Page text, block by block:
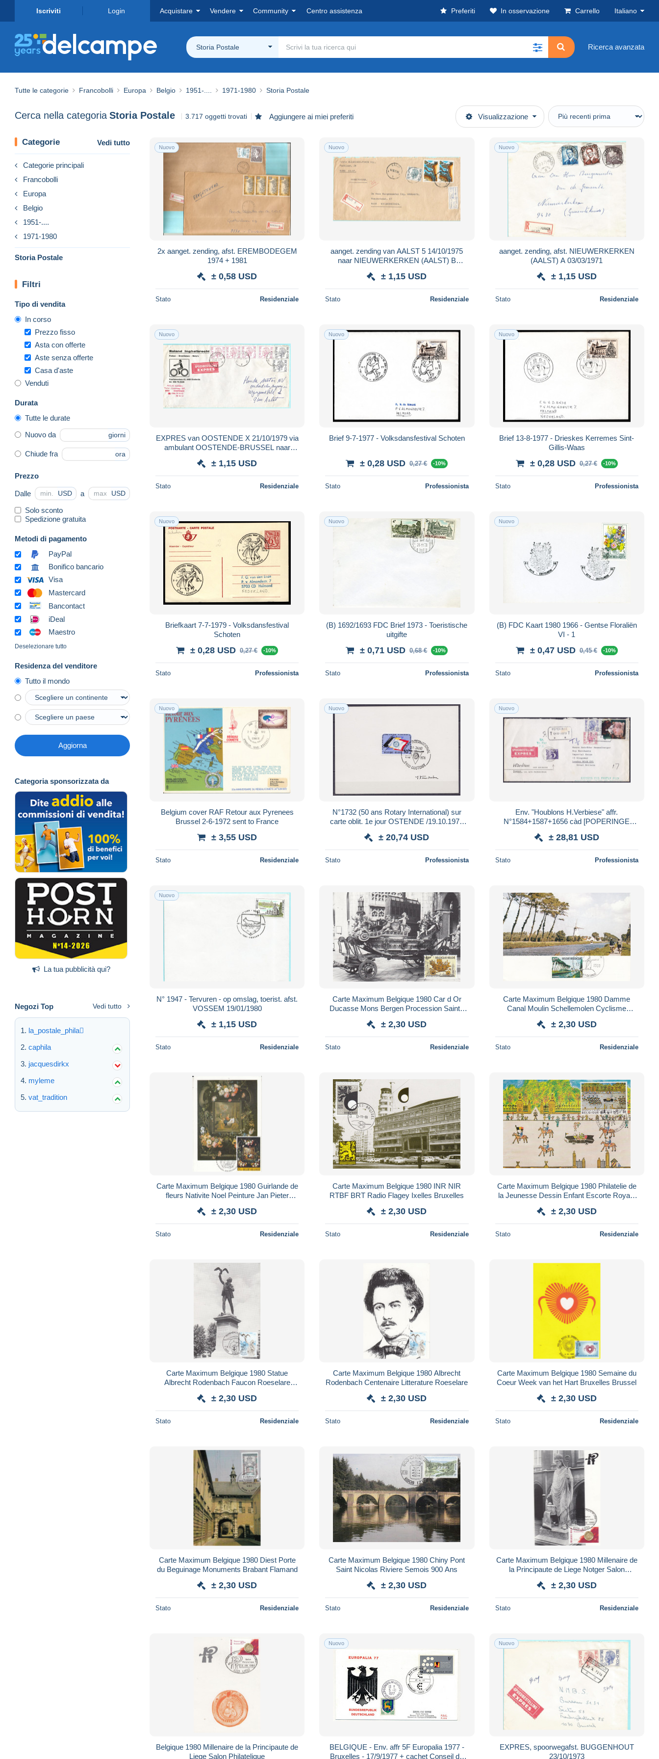
Iscriviti Login Acquistare Vendere Community Centro assistenza Preferiti In osservazione Carrello Italiano
Storia Postale Ricerca avanzata
Tutte le categorie Francobolli Europa Belgio 1951-.... 1971-1980 Storia Postale
Cerca nella categoria Storia Postale 3.717 oggetti trovati Aggiungere ai miei preferiti Visualizzazione
Categorie Vedi tutto
Categorie principali
Francobolli
Europa
Belgio
1951-....
1971-1980
Storia Postale
Filtri
Tipo di vendita
In corso
Prezzo fisso
Asta con offerte
Aste senza offerte
Casa d'aste
Venduti
Durata
Tutte le durate
Nuovo da giorni
Chiude fra ora
Prezzo
Dalle USD a USD
Solo sconto
Spedizione gratuita
Metodi di pagamento
PayPal
Bonifico bancario
Visa
Mastercard
Bancontact
iDeal
Maestro
Deselezionare tutto
Residenza del venditore
Tutto il mondo
Aggiorna
Categoria sponsorizzata da
La tua pubblicità qui?
Negozi Top Vedi tutto
la_postale_phila
caphila
jacquesdirkx
myleme
vat_tradition
Nuovo
2x aanget. zending, afst. EREMBODEGEM
1974 + 1981
± 0,58 USD
Stato Residenziale
Nuovo
aanget. zending van AALST 5 14/10/1975
naar NIEUWERKERKEN (AALST) B
± 1,15 USD
Stato Residenziale
Nuovo
aanget. zending, afst. NIEUWERKERKEN
(AALST) A 03/03/1971
± 1,15 USD
Stato Residenziale
Nuovo
EXPRES van OOSTENDE X 21/10/1979 via
ambulant OOSTENDE-BRUSSEL naar
± 1,15 USD
Stato Residenziale
Nuovo
Brief 9-7-1977 - Volksdansfestival Schoten
± 0,28 USD 0,27 € -10%
Stato Professionista
Nuovo
Brief 13-8-1977 - Drieskes Kerremes Sint-
Gillis-Waas
± 0,28 USD 0,27 € -10%
Stato Professionista
Nuovo
Briefkaart 7-7-1979 - Volksdansfestival
Schoten
± 0,28 USD 0,27 € -10%
Stato Professionista
Nuovo
(B) 1692/1693 FDC Brief 1973 - Toeristische
uitgifte
± 0,71 USD 0,68 € -10%
Stato Professionista
Nuovo
(B) FDC Kaart 1980 1966 - Gentse Floraliën
VI - 1
± 0,47 USD 0,45 € -10%
Stato Professionista
Nuovo
Belgium cover RAF Retour aux Pyrenees
Brussel 2-6-1972 sent to France
± 3,55 USD
Stato Residenziale
Nuovo
N°1732 (50 ans Rotary International) sur
carte oblit. 1e jour OSTENDE /19.10.1974
± 20,74 USD
Stato Professionista
Nuovo
Env. "Houblons H.Verbiese" affr.
N°1584+1587+1656 càd [POPERINGE
l'arrivée - m
± 28,81 USD
Stato Professionista
Nuovo
N° 1947 - Tervuren - op omslag, toerist. afst.
VOSSEM 19/01/1980
± 1,15 USD
Stato Residenziale
Carte Maximum Belgique 1980 Car d Or
Ducasse Mons Bergen Procession Sainte
± 2,30 USD
Stato Residenziale
Carte Maximum Belgique 1980 Damme
Canal Moulin Schellemolen Cyclisme
± 2,30 USD
Stato Residenziale
Carte Maximum Belgique 1980 Guirlande de
fleurs Nativite Noel Peinture Jan Pieter
± 2,30 USD
Stato Residenziale
Carte Maximum Belgique 1980 INR NIR
RTBF BRT Radio Flagey Ixelles Bruxelles
± 2,30 USD
Stato Residenziale
Carte Maximum Belgique 1980 Philatelie de
la Jeunesse Dessin Enfant Escorte Royale
± 2,30 USD
Stato Residenziale
Carte Maximum Belgique 1980 Statue
Albrecht Rodenbach Faucon Roeselare
± 2,30 USD
Stato Residenziale
Carte Maximum Belgique 1980 Albrecht
Rodenbach Centenaire Litterature Roeselare
± 2,30 USD
Stato Residenziale
Carte Maximum Belgique 1980 Semaine du
Coeur Week van het Hart Bruxelles Brussel
± 2,30 USD
Stato Residenziale
Carte Maximum Belgique 1980 Diest Porte
du Beguinage Monuments Brabant Flamand
± 2,30 USD
Stato Residenziale
Carte Maximum Belgique 1980 Chiny Pont
Saint Nicolas Riviere Semois 900 Ans
± 2,30 USD
Stato Residenziale
Carte Maximum Belgique 1980 Millenaire de
la Principaute de Liege Notger Salon
± 2,30 USD
Stato Residenziale
Belgique 1980 Millenaire de la Principaute de
Liege Salon Philatelique
Nuovo
BELGIQUE - Env. affr 5F Europalia 1977 -
Bruxelles - 17/9/1977 + cachet Conseil de
Nuovo
EXPRES, spoorwegafst. BUGGENHOUT
23/10/1973